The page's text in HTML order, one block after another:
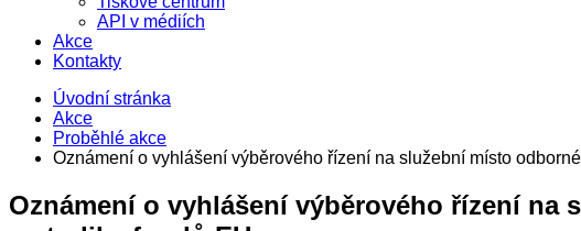
API v médiích
Akce
Kontakty
Úvodní stránka
Akce
Proběhlé akce
Oznámení o vyhlášení výběrového řízení na služební místo
Oznámení o vyhlášení výběrového řízení na